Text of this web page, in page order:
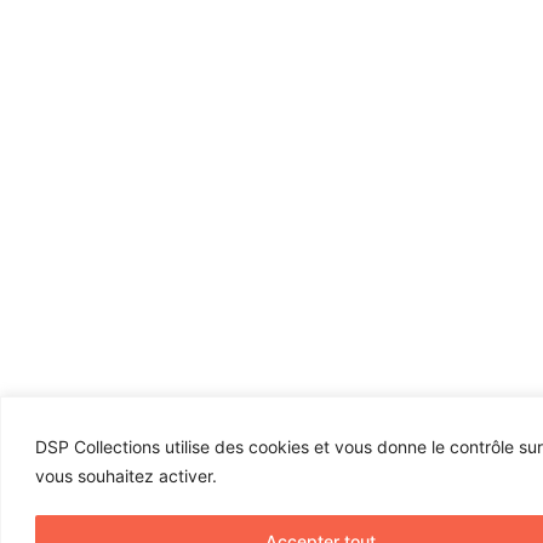
DSP Collections utilise des cookies et vous donne le contrôle
vous souhaitez activer.